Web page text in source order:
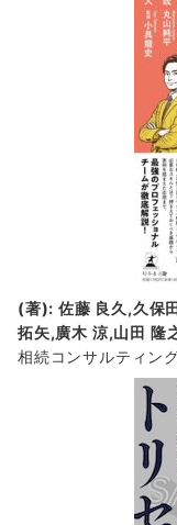
(著): 佐藤 良久,久保
拓矢,廣木 涼,山田 隆
相続コンサルティン